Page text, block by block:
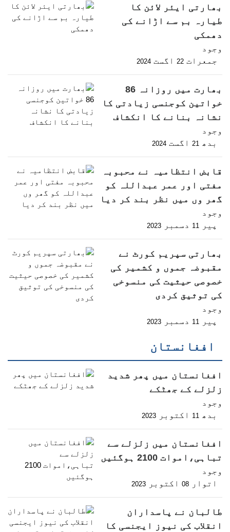
بھارتی ایئر لائن کا
طیارہ بم سے اڑانے کی
دھمکی
وجود
جمعرات 22 اگست 2024
بھارت میں روزانہ 86
خواتین کوجنسی زیادتی کا
نشانہ بنانے کا انکشاف
وجود
بدھ 21 اگست 2024
قابض انتظامیہ نے محبوبہ
مفتی اور عمر عبداللہ کو
گھر وں میں نظر بند کر دیا
وجود
پیر 11 دسمبر 2023
بھارتی سپریم کورٹ نے
مقبوضہ جموں و کشمیر کی
خصوصی حیثیت کی منسوخی
کی توثیق کردی
وجود
پیر 11 دسمبر 2023
افغانستان
افغانستان میں پھر شدید
زلزلے کے جھٹکے
وجود
بدھ 11 اکتوبر 2023
افغانستان میں زلزلے سے
تباہی،اموات 2100 ہوگئیں
وجود
اتوار 08 اکتوبر 2023
طالبان نے پاسداران
انقلاب کی نیوز ایجنسی کا